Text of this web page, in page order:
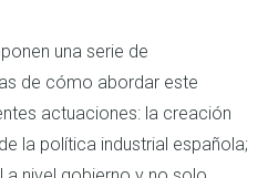
una serie de
de cómo abordar este
actuaciones: la creación
la política industrial española;